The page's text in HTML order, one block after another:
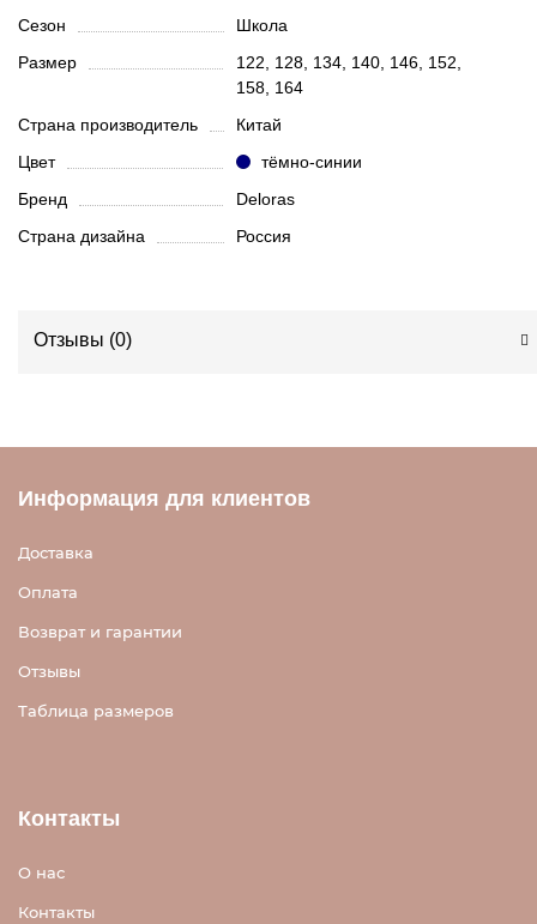
Сезон
Школа
Размер
122, 128, 134, 140, 146, 152,
158, 164
Страна производитель
Китай
Цвет
тёмно-синии
Бренд
Deloras
Страна дизайна
Россия
Отзывы (0)
Информация для клиентов
Доставка
Оплата
Возврат и гарантии
Отзывы
Таблица размеров
Контакты
О нас
Контакты